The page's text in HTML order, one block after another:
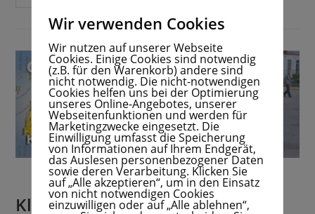
Radreiseberichte von Kunden für Kunden
Kleefisch´s Radreiseportal
Wir verwenden Cookies
Wir nutzen auf unserer Webseite
Cookies. Einige Cookies sind notwendig
(z.B. für den Warenkorb) andere sind
nicht notwendig. Die nicht-notwendigen
Cookies helfen uns bei der Optimierung
unseres Online-Angebotes, unserer
Webseitenfunktionen und werden für
Marketingzwecke eingesetzt. Die
Einwilligung umfasst die Speicherung
von Informationen auf Ihrem Endgerät,
das Auslesen personenbezogener Daten
sowie deren Verarbeitung. Klicken Sie
auf „Alle akzeptieren“, um in den Einsatz
von nicht notwendigen Cookies
einzuwilligen oder auf „Alle ablehnen“,